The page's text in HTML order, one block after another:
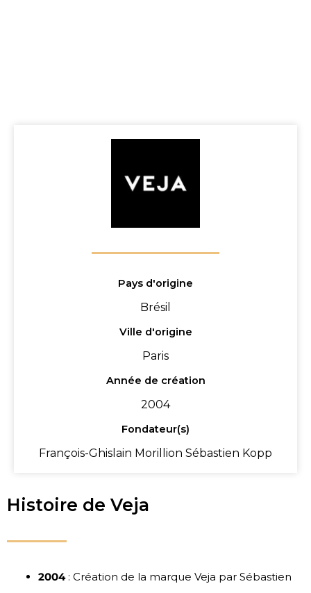
Pays d'origine
Brésil
Ville d'origine
Paris
Année de création
2004
Fondateur(s)
François-Ghislain Morillion Sébastien Kopp
Histoire de Veja
2004: Création de la marque Veja par Sébastien